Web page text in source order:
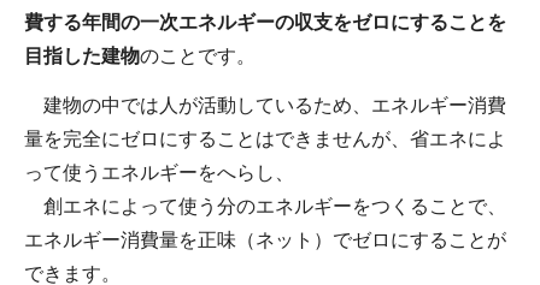
費する年間の一次エネルギーの収支をゼロにすることを
目指した建物のことです。
建物の中では人が活動しているため、エネルギー消費
量を完全にゼロにすることはできませんが、省エネによ
って使うエネルギーをへらし、
創エネによって使う分のエネルギーをつくることで、
エネルギー消費量を正味（ネット）でゼロにすることが
できます。